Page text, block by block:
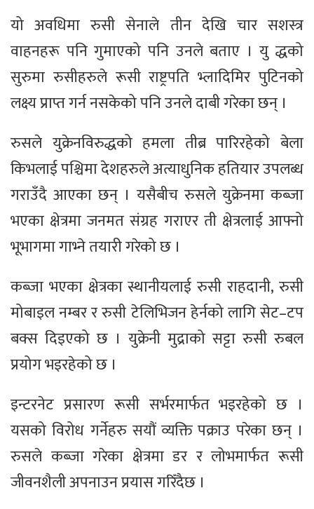
यो अवधिमा रुसी सेनाले तीन देखि चार सशस्त्र
वाहनहरू पनि गुमाएको पनि उनले बताए । यु द्धको
सुरुमा रुसीहरुले रूसी राष्ट्रपति भ्लादिमिर पुटिनको
लक्ष्य प्राप्त गर्न नसकेको पनि उनले दाबी गरेका छन् ।
रुसले युक्रेनविरुद्धको हमला तीब्र पारिरहेको बेला
किभलाई पश्चिमा देशहरुले अत्याधुनिक हतियार उपलब्ध
गराउँदै आएका छन् । यसैबीच रुसले युक्रेनमा कब्जा
भएका क्षेत्रमा जनमत संग्रह गराएर ती क्षेत्रलाई आफ्नो
भूभागमा गाभ्ने तयारी गरेको छ ।
कब्जा भएका क्षेत्रका स्थानीयलाई रुसी राहदानी, रुसी
मोबाइल नम्बर र रुसी टेलिभिजन हेर्नको लागि सेट–टप
बक्स दिइएको छ । युक्रेनी मुद्राको सट्टा रुसी रुबल
प्रयोग भइरहेको छ ।
इन्टरनेट प्रसारण रूसी सर्भरमार्फत भइरहेको छ ।
यसको विरोध गर्नेहरु सयौं व्यक्ति पक्राउ परेका छन् ।
रुसले कब्जा गरेका क्षेत्रमा डर र लोभमार्फत रूसी
जीवनशैली अपनाउन प्रयास गरिँदैछ ।